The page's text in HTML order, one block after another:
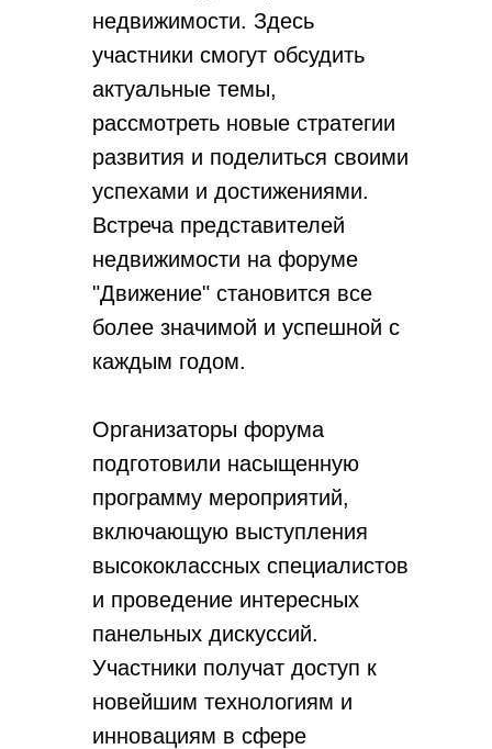
недвижимости. Здесь
участники смогут обсудить
актуальные темы,
рассмотреть новые стратегии
развития и поделиться своими
успехами и достижениями.
Встреча представителей
недвижимости на форуме
"Движение" становится все
более значимой и успешной с
каждым годом.
Организаторы форума
подготовили насыщенную
программу мероприятий,
включающую выступления
высококлассных специалистов
и проведение интересных
панельных дискуссий.
Участники получат доступ к
новейшим технологиям и
инновациям в сфере